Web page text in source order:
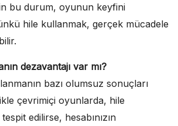
bu durum, oyunun keyfini
hile kullanmak, gerçek mücadele
dezavantajı var mı?
bazı olumsuz sonuçları
çevrimiçi oyunlarda, hile
tespit edilirse, hesabınızın